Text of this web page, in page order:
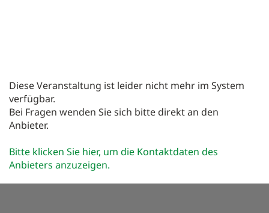
Abonnements
Gutscheine
Merkzettel
0
Diese Veranstaltung ist leider nicht mehr im System
verfügbar.
Bei Fragen wenden Sie sich bitte direkt an den
Anbieter.
Bitte klicken Sie hier, um die Kontaktdaten des
Anbieters anzuzeigen.